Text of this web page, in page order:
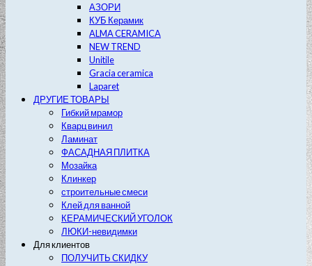
АЗОРИ
КУБ Керамик
ALMA CERAMICA
NEW TREND
Unitile
Gracia ceramica
Laparet
ДРУГИЕ ТОВАРЫ
Гибкий мрамор
Кварц винил
Ламинат
ФАСАДНАЯ ПЛИТКА
Мозайка
Клинкер
строительные смеси
Клей для ванной
КЕРАМИЧЕСКИЙ УГОЛОК
ЛЮКИ-невидимки
Для клиентов
ПОЛУЧИТЬ СКИДКУ